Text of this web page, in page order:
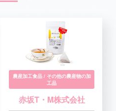
農産加工食品 / その他の農産物の加
工品
赤坂T・M株式会社